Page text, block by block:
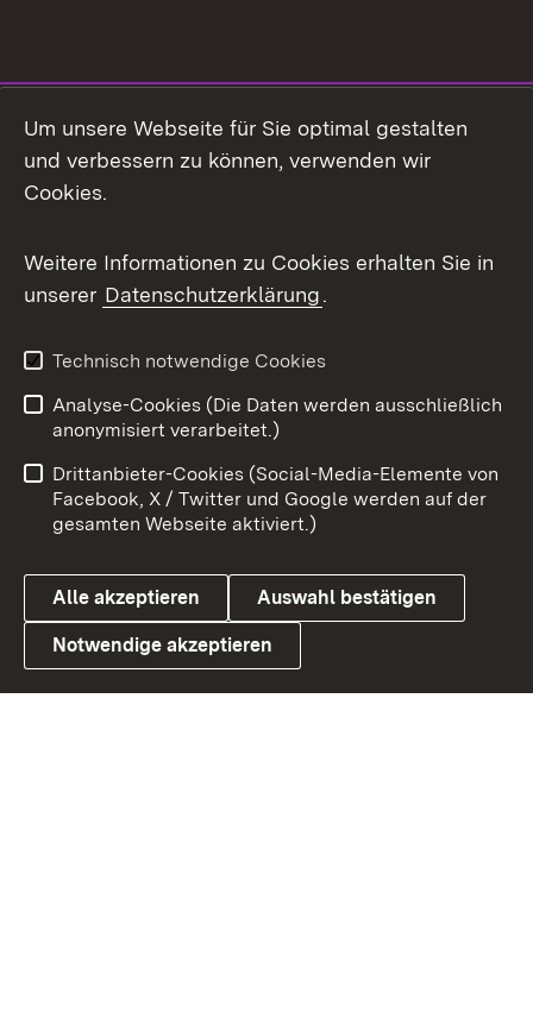
Facebook
X / Twitter
Youtube
Link zum Landesportal
Impressum
Kontakt
Barrierefreiheit
Datenschutz
Cookies
Um unsere Webseite für Sie optimal gestalten
und verbessern zu können, verwenden wir
Cookies.
Weitere Informationen zu Cookies erhalten Sie in
unserer Datenschutzerklärung.
Technisch notwendige Cookies
Analyse-Cookies (Die Daten werden ausschließlich
anonymisiert verarbeitet.)
Drittanbieter-Cookies (Social-Media-Elemente von
Facebook, X / Twitter und Google werden auf der
gesamten Webseite aktiviert.)
Alle akzeptieren Auswahl bestätigen
Notwendige akzeptieren